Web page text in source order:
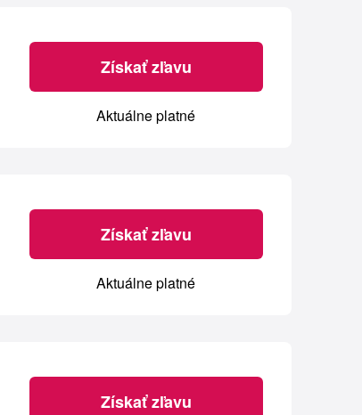
Získať zľavu
Aktuálne platné
Získať zľavu
Aktuálne platné
Získať zľavu